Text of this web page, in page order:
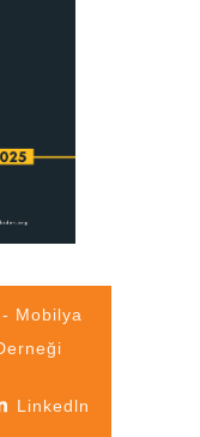
Mobilya
Linkedln